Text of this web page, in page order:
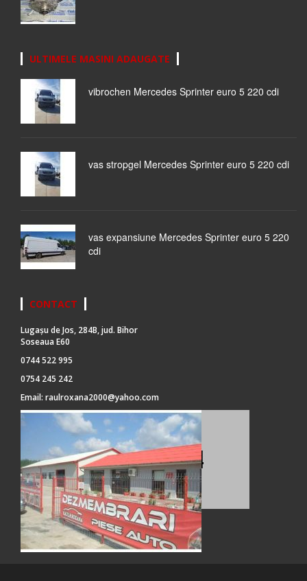
ULTIMELE MASINI ADAUGATE
vibrochen Mercedes Sprinter euro 5 220 cdi
vas stropgel Mercedes Sprinter euro 5 220 cdi
vas expansiune Mercedes Sprinter euro 5 220
cdi
CONTACT
Lugașu de Jos, 284B, jud. Bihor
Soseaua E60
0744 522 995
0754 245 242
Email: raulroxana2000@yahoo.com